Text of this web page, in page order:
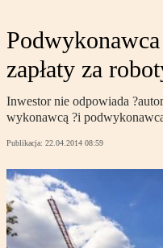
zapłaty za
Inwestor nie odpowiada
wykonawcą ?i
Publikacja: 22.04.2014 08:59